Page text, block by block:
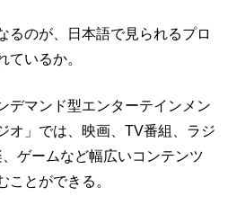
るのが、日本語で見られるプロ
ているか。
デマンド型エンターテインメン
オ」では、 映画、TV番組、ラジ
ゲームなど幅広いコンテンツ
ことができる。